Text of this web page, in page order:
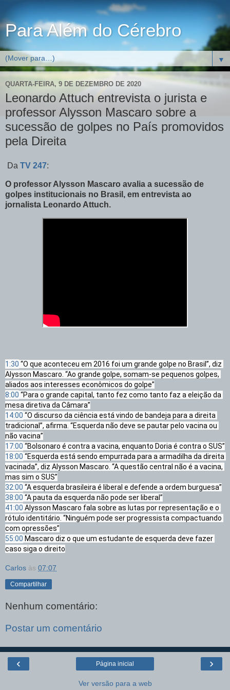
Para Além do Cérebro
▼
QUARTA-FEIRA, 9 DE DEZEMBRO DE 2020
Leonardo Attuch entrevista o jurista e
professor Alysson Mascaro sobre a
sucessão de golpes no País promovidos
pela Direita
Da TV 247:
O professor Alysson Mascaro avalia a sucessão de
golpes institucionais no Brasil, em entrevista ao
jornalista Leonardo Attuch.
1:30 “O que aconteceu em 2016 foi um grande golpe no Brasil”, diz
Alysson Mascaro. “Ao grande golpe, somam-se pequenos golpes,
8:00 “Para o grande capital, tanto fez como tanto faz a eleição da
14:00 “O discurso da ciência está vindo de bandeja para a direita
tradicional”, afirma. “Esquerda não deve se pautar pelo vacina ou
17:00
18:00 “Esquerda está sendo empurrada para a armadilha da direita
vacinada”, diz Alysson Mascaro. “A questão central não é a vacina,
32:00
38:00
41:00 Alysson Mascaro fala sobre as lutas por representação e o
rótulo identitário. “Ninguém pode ser progressista compactuando
55:00 Mascaro diz o que um estudante de esquerda deve fazer
caso siga o direito
Carlos às 07:07
Compartilhar
Nenhum comentário:
Postar um comentário
‹ ›
Página inicial
Ver versão para a web